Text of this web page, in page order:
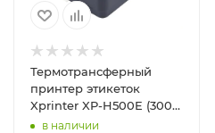
Термотрансферный
принтер этикеток
Xprinter XP-H500E (300
dpi, USB/RS-232, арт.
в наличии